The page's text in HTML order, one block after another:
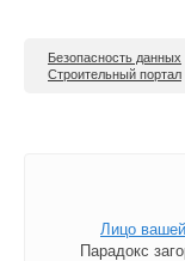
Безопасность данных
Строительный портал
Лицо
Парадокс